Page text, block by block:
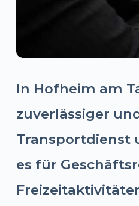
In Hofheim am
zuverlässiger
Transportdienst
es für